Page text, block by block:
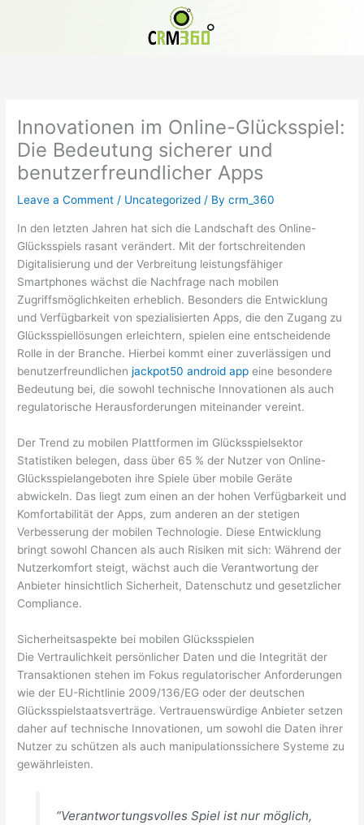
Innovationen im Online-Glücksspiel:
Die Bedeutung sicherer und
benutzerfreundlicher Apps
Leave a Comment / Uncategorized / Bycrm_360
In den letzten Jahren hat sich die Landschaft des Online-
Glücksspiels rasant verändert. Mit der fortschreitenden
Digitalisierung und der Verbreitung leistungsfähiger
Smartphones wächst die Nachfrage nach mobilen
Zugriffsmöglichkeiten erheblich. Besonders die Entwicklung
und Verfügbarkeit von spezialisierten Apps, die den Zugang zu
Glücksspiellösungen erleichtern, spielen eine entscheidende
Rolle in der Branche. Hierbei kommt einer zuverlässigen und
benutzerfreundlichenjackpot50 android app eine besondere
Bedeutung bei, die sowohl technische Innovationen als auch
regulatorische Herausforderungen miteinander vereint.
Der Trend zu mobilen Plattformen im Glücksspielsektor
Statistiken belegen, dass über 65 % der Nutzer von Online-
Glücksspielangeboten ihre Spiele über mobile Geräte
abwickeln. Das liegt zum einen an der hohen Verfügbarkeit und
Komfortabilität der Apps, zum anderen an der stetigen
Verbesserung der mobilen Technologie. Diese Entwicklung
bringt sowohl Chancen als auch Risiken mit sich: Während der
Nutzerkomfort steigt, wächst auch die Verantwortung der
Anbieter hinsichtlich Sicherheit, Datenschutz und gesetzlicher
Compliance.
Sicherheitsaspekte bei mobilen Glücksspielen
Die Vertraulichkeit persönlicher Daten und die Integrität der
Transaktionen stehen im Fokus regulatorischer Anforderungen
wie der EU-Richtlinie 2009/136/EG oder der deutschen
Glücksspielstaatsverträge. Vertrauenswürdige Anbieter setzen
daher auf technische Innovationen, um sowohl die Daten ihrer
Nutzer zu schützen als auch manipulationssichere Systeme zu
gewährleisten.
“Verantwortungsvolles Spiel ist nur möglich,